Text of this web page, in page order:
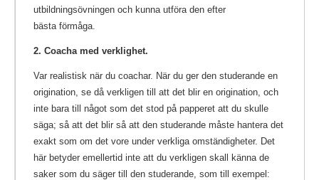
utbildningsövningen och kunna utföra den efter
bästa förmåga.
2. Coacha med verklighet.
Var realistisk när du coachar. När du ger den studerande en
origination, se då verkligen till att det blir en origination, och
inte bara till något som det stod på papperet att du skulle
säga; så att det blir så att den studerande måste hantera det
exakt som om det vore under verkliga omständigheter. Det
här betyder emellertid inte att du verkligen skall känna de
saker som du säger till den studerande, som till exempel: